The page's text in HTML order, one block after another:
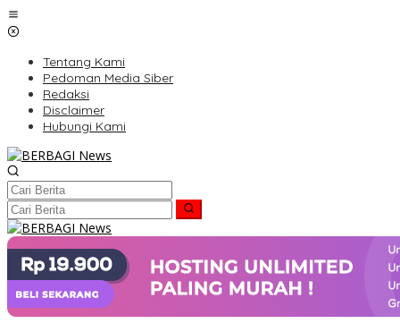
Lewati
ke
Tentang Kami
Pedoman Media Siber
Redaksi
Disclaimer
Hubungi Kami